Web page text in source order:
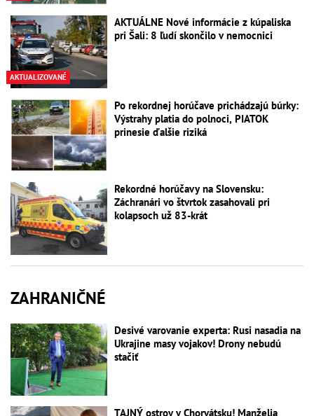
AKTUALIZOVANÉ
AKTUÁLNE Nové informácie z kúpaliska
pri Šali: 8 ľudí skončilo v nemocnici
Po rekordnej horúčave prichádzajú búrky:
Výstrahy platia do polnoci, PIATOK
prinesie ďalšie riziká
Rekordné horúčavy na Slovensku:
Záchranári vo štvrtok zasahovali pri
kolapsoch už 83-krát
ZAHRANIČNÉ
Desivé varovanie experta: Rusi nasadia na
Ukrajine masy vojakov! Drony nebudú
stačiť
TAJNÝ ostrov v Chorvátsku! Manželia